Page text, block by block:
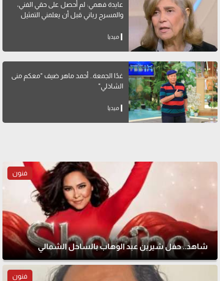
عايدة فهمي: لم أحصل على حقي الفني،
والمسرح رباني قبل أن يعلمني التمثيل
ميديا
غدًا الجمعة.. أحمد ماهر ضيف "معكم منى
الشاذلي"
ميديا
فنون
شاهد.. حفل شيرين عبد الوهاب بالساحل الشمالي
فنون